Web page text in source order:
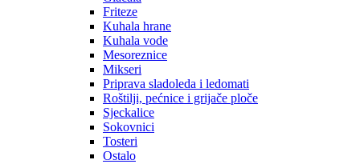
Friteze
Kuhala hrane
Kuhala vode
Mesoreznice
Mikseri
Priprava sladoleda i ledomati
Roštilji, pećnice i grijače ploče
Sjeckalice
Sokovnici
Tosteri
Ostalo